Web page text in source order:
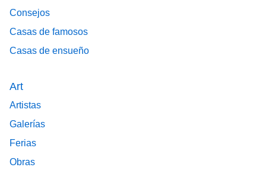
Consejos
Casas de famosos
Casas de ensueño
Art
Artistas
Galerías
Ferias
Obras